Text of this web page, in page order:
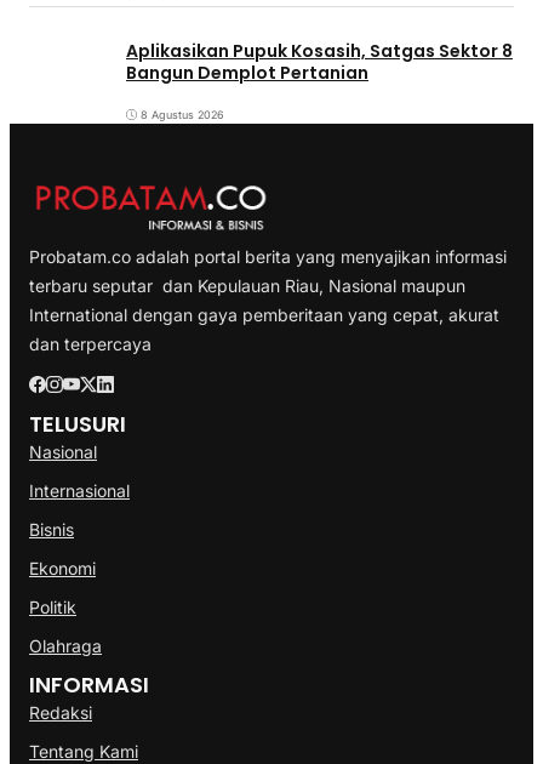
Aplikasikan Pupuk Kosasih, Satgas Sektor 8
Bangun Demplot Pertanian
8 Agustus 2026
Probatam.co adalah portal berita yang menyajikan informasi
terbaru seputar dan Kepulauan Riau, Nasional maupun
International dengan gaya pemberitaan yang cepat, akurat
dan terpercaya
TELUSURI
Nasional
Internasional
Bisnis
Ekonomi
Politik
Olahraga
INFORMASI
Redaksi
Tentang Kami